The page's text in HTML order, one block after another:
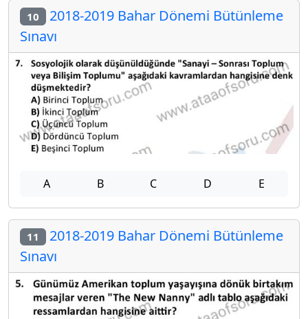
10 2018-2019 Bahar Dönemi Bütünleme
Sınavı
A B C D E
11 2018-2019 Bahar Dönemi Bütünleme
Sınavı